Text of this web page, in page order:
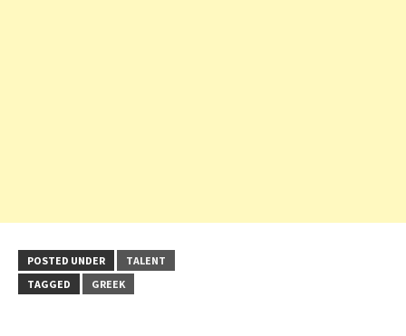
POSTED UNDER
TALENT
TAGGED
GREEK